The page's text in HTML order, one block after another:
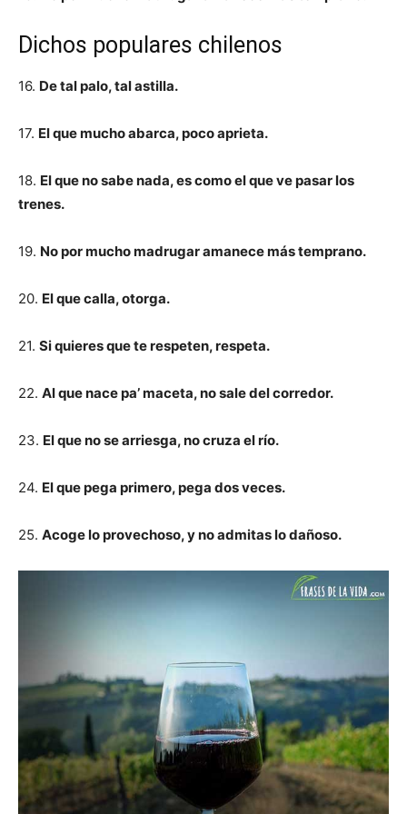
Dichos populares chilenos
16. De tal palo, tal astilla.
17. El que mucho abarca, poco aprieta.
18. El que no sabe nada, es como el que ve pasar los
trenes.
19. No por mucho madrugar amanece más temprano.
20. El que calla, otorga.
21. Si quieres que te respeten, respeta.
22. Al que nace pa’ maceta, no sale del corredor.
23. El que no se arriesga, no cruza el río.
24. El que pega primero, pega dos veces.
25. Acoge lo provechoso, y no admitas lo dañoso.